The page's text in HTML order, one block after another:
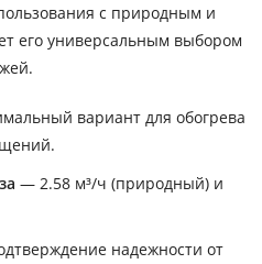
с природным и
его универсальным выбором
вариант для обогрева
— 2.58 м³/ч (природный) и
надежности от